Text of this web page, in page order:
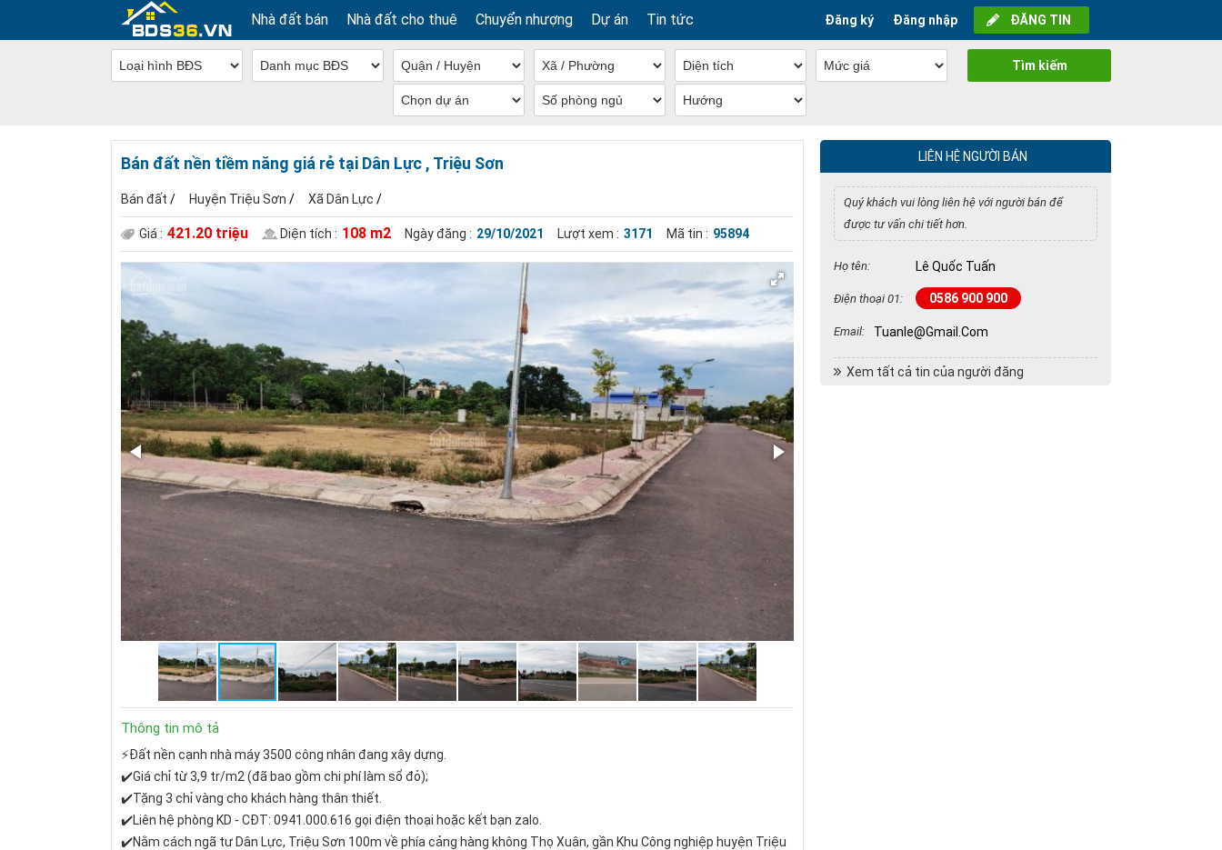
Nhà đất bán Nhà đất cho thuê Chuyển nhượng Dự án Tin tức ĐĂNG TIN
Đăng nhập
Đăng ký
Tìm kiếm
Bán đất nền tiềm năng giá rẻ tại Dân Lực , Triệu Sơn
Bán đất / Huyện Triệu Sơn / Xã Dân Lực /
Giá : 421.20 triệu Diện tích : 108 m2 Ngày đăng : 29/10/2021 Lượt xem : 3171 Mã tin : 95894
Thông tin mô tả
⚡Đất nền cạnh nhà máy 3500 công nhân đang xây dựng.
✔️Giá chỉ từ 3,9 tr/m2 (đã bao gồm chi phí làm sổ đỏ);
✔️Tặng 3 chỉ vàng cho khách hàng thân thiết.
✔️Liên hệ phòng KD - CĐT: 0941.000.616 gọi điện thoại hoặc kết bạn zalo.
✔️Nằm cách ngã tư Dân Lực, Triệu Sơn 100m về phía cảng hàng không Thọ Xuân, gần Khu Công nghiệp huyện Triệu
LIÊN HỆ NGƯỜI BÁN
Quý khách vui lòng liên hệ với người bán để
được tư vấn chi tiết hơn.
Họ tên: Lê Quốc Tuấn
Điện thoại 01: 0586 900 900
Email: Tuanle@gmail.com
Xem tất cả tin của người đăng